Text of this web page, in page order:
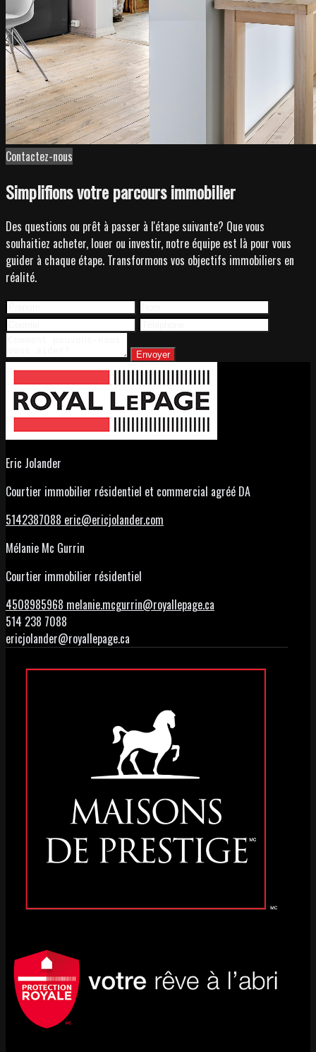
Contactez-nous
Simplifions votre parcours immobilier
Des questions ou prêt à passer à l'étape suivante? Que vous
souhaitiez acheter, louer ou investir, notre équipe est là pour vous
guider à chaque étape. Transformons vos objectifs immobiliers en
réalité.
Envoyer
Eric Jolander
Courtier immobilier résidentiel et commercial agréé DA
5142387088 eric@ericjolander.com
Mélanie Mc Gurrin
Courtier immobilier résidentiel
4508985968 melanie.mcgurrin@royallepage.ca
514 238 7088
ericjolander@royallepage.ca